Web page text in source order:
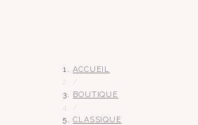
ACCUEIL
BOUTIQUE
CLASSIQUE